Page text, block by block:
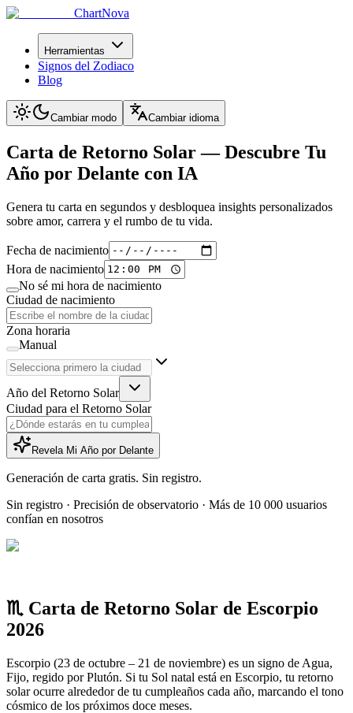
ChartNova
Herramientas
Signos del Zodiaco
Blog
Cambiar modo Cambiar idioma
Carta de Retorno Solar — Descubre Tu
Año por Delante con IA
Genera tu carta en segundos y desbloquea insights personalizados
sobre amor, carrera y el rumbo de tu vida.
Fecha de nacimiento
Hora de nacimiento
No sé mi hora de nacimiento
Ciudad de nacimiento
Zona horaria
Manual
Año del Retorno Solar
Ciudad para el Retorno Solar
Revela Mi Año por Delante
Generación de carta gratis. Sin registro.
Sin registro · Precisión de observatorio · Más de 10 000 usuarios
confían en nosotros
♏ Carta de Retorno Solar de Escorpio
2026
Escorpio (23 de octubre – 21 de noviembre) es un signo de Agua,
Fijo, regido por Plutón. Si tu Sol natal está en Escorpio, tu retorno
solar ocurre alrededor de tu cumpleaños cada año, marcando el tono
cósmico de los próximos doce meses.